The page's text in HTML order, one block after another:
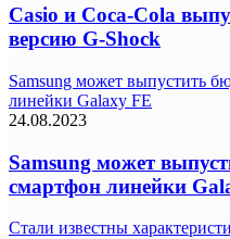
Casio и Coca-Cola
версию G-Shock
Samsung может выпустить
линейки Galaxy FE
24.08.2023
Samsung может
смартфон линейки
Стали известны